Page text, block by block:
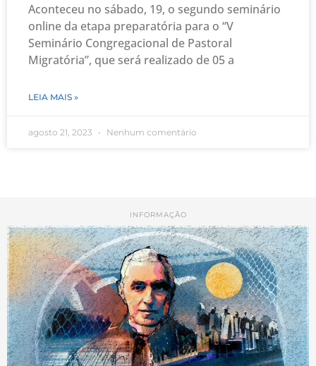
Aconteceu no sábado, 19, o segundo seminário
online da etapa preparatória para o “V
Seminário Congregacional de Pastoral
Migratória”, que será realizado de 05 a
LEIA MAIS »
agosto 21, 2023 Nenhum comentário
INFORMAÇÃO